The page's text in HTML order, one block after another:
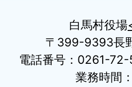
白馬村役場
〒399-9393長
電話番号：0261-
業務時間